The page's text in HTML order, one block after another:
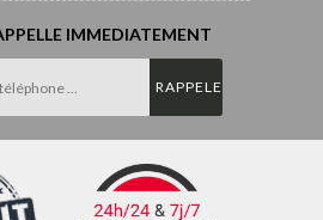
IMMEDIATEMENT